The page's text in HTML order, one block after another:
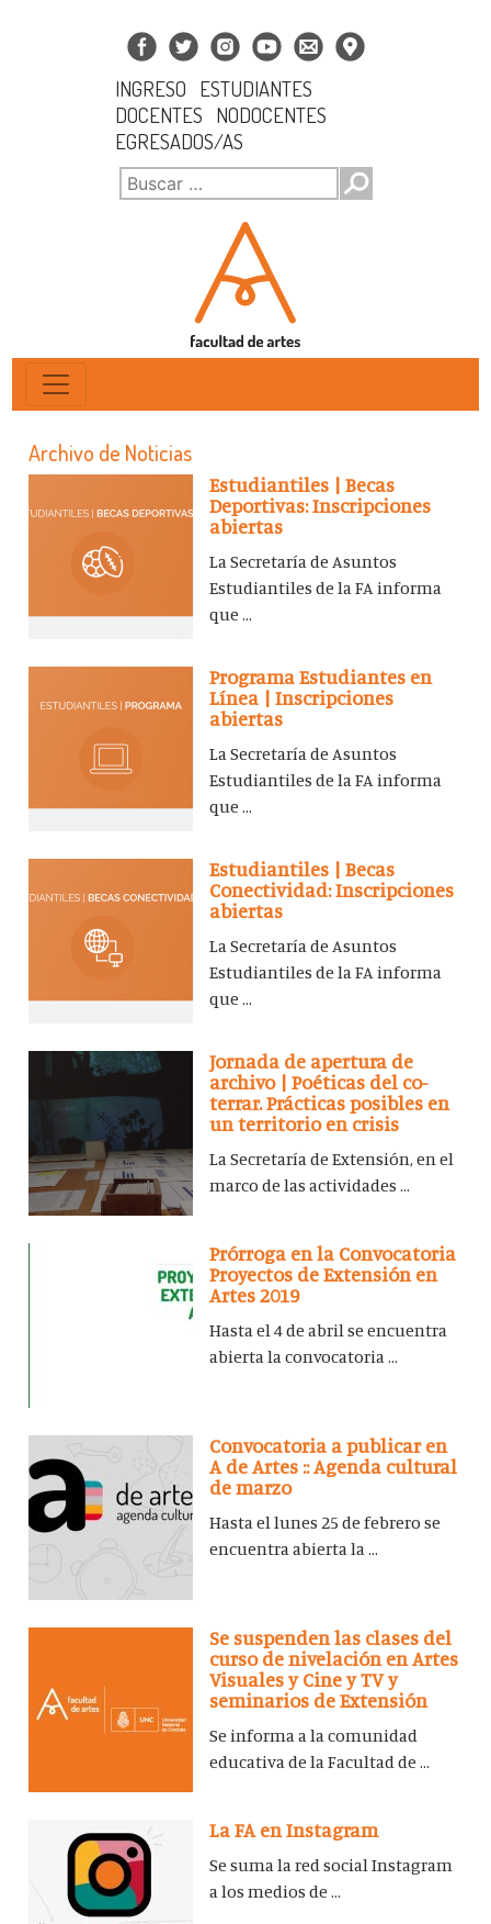
INGRESO
ESTUDIANTES
DOCENTES
NODOCENTES
EGRESADOS/AS
Archivo de Noticias
Estudiantiles | Becas
Deportivas: Inscripciones
abiertas
La Secretaría de Asuntos
Estudiantiles de la FA informa
que ...
Programa Estudiantes en
Línea | Inscripciones
abiertas
La Secretaría de Asuntos
Estudiantiles de la FA informa
que ...
Estudiantiles | Becas
Conectividad: Inscripciones
abiertas
La Secretaría de Asuntos
Estudiantiles de la FA informa
que ...
Jornada de apertura de
archivo | Poéticas del co-
terrar. Prácticas posibles en
un territorio en crisis
La Secretaría de Extensión, en el
marco de las actividades ...
Prórroga en la Convocatoria
Proyectos de Extensión en
Artes 2019
Hasta el 4 de abril se encuentra
abierta la convocatoria ...
Convocatoria a publicar en
A de Artes :: Agenda cultural
de marzo
Hasta el lunes 25 de febrero se
encuentra abierta la ...
Se suspenden las clases del
curso de nivelación en Artes
Visuales y Cine y TV y
seminarios de Extensión
Se informa a la comunidad
educativa de la Facultad de ...
La FA en Instagram
Se suma la red social Instagram
a los medios de ...